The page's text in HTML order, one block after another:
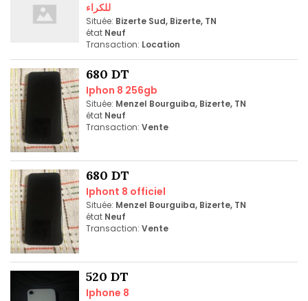
للكراء
Située: Bizerte Sud, Bizerte, TN
état Neuf
Transaction: Location
680 DT
Iphon 8 256gb
Située: Menzel Bourguiba, Bizerte, TN
état Neuf
Transaction: Vente
680 DT
Iphont 8 officiel
Située: Menzel Bourguiba, Bizerte, TN
état Neuf
Transaction: Vente
520 DT
Iphone 8